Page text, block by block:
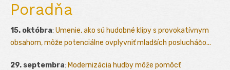
Poradňa
15. októbra: Umenie, ako sú hudobné klipy s provokatívnym
obsahom, môže potenciálne ovplyvniť mladších poslucháčo...
29. septembra: Modernizácia hudby môže pomôcť